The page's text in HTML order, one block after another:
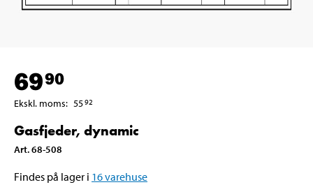
6990
Ekskl. moms: 5592
Gasfjeder, dynamic
Art.68-508
Findes på lager i 16varehuse